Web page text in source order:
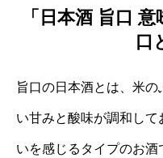
「日本酒 旨口
口
旨口の日本酒とは、米
い甘みと酸味が調和し
いを感じるタイプのお